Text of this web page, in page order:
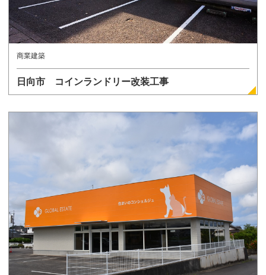
商業建築
日向市 コインランドリー改装工事
詳しく見る